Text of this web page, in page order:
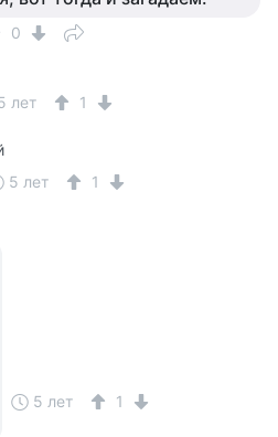
0
лет 1
5 лет
1
5 лет 1